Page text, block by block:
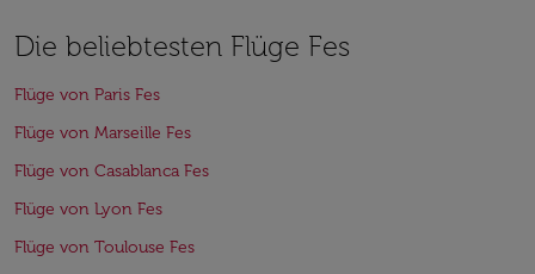
Die beliebtesten Flüge Fes
Flüge von Paris Fes
Flüge von Marseille Fes
Flüge von Casablanca Fes
Flüge von Lyon Fes
Flüge von Toulouse Fes